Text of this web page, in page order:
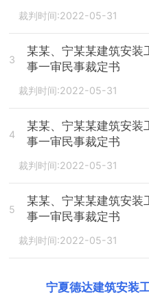
裁判时间:2022-05-31
3
某某、宁某某建筑安装
事一审民事裁定书
裁判时间:2022-05-31
4
某某、宁某某建筑安装
事一审民事裁定书
裁判时间:2022-05-31
5
某某、宁某某建筑安装
事一审民事裁定书
裁判时间:2022-05-31
宁夏德达建筑安装